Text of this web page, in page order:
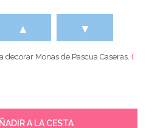
▲ ▼
decorar Monas de Pascua Caseras.(
A LA CESTA